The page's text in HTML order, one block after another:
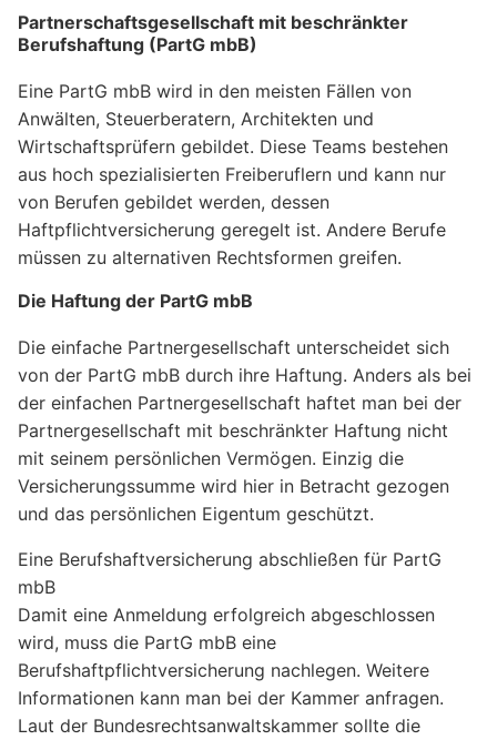
Partnerschaftsgesellschaft mit beschränkter
Berufshaftung (PartG mbB)
Eine PartG mbB wird in den meisten Fällen von
Anwälten, Steuerberatern, Architekten und
Wirtschaftsprüfern gebildet. Diese Teams bestehen
aus hoch spezialisierten Freiberuflern und kann nur
von Berufen gebildet werden, dessen
Haftpflichtversicherung geregelt ist. Andere Berufe
müssen zu alternativen Rechtsformen greifen.
Die Haftung der PartG mbB
Die einfache Partnergesellschaft unterscheidet sich
von der PartG mbB durch ihre Haftung. Anders als bei
der einfachen Partnergesellschaft haftet man bei der
Partnergesellschaft mit beschränkter Haftung nicht
mit seinem persönlichen Vermögen. Einzig die
Versicherungssumme wird hier in Betracht gezogen
und das persönlichen Eigentum geschützt.
Eine Berufshaftversicherung abschließen für PartG
mbB
Damit eine Anmeldung erfolgreich abgeschlossen
wird, muss die PartG mbB eine
Berufshaftpflichtversicherung nachlegen. Weitere
Informationen kann man bei der Kammer anfragen.
Laut der Bundesrechtsanwaltskammer sollte die